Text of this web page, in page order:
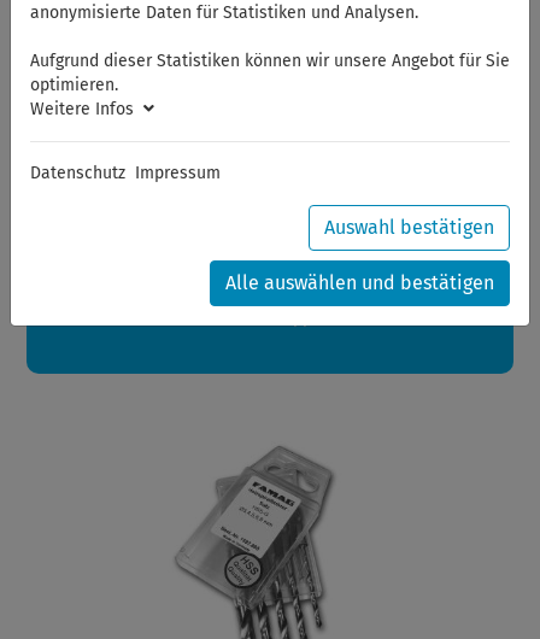
Sommerferien
Sehr geehrte Kunden,
Ihre Bestellungen in diesem Zeitraum werden ab dem
24.08.2026 verschickt.
Eine schöne Sommerpause
anonymisierte Daten für Statistiken und Analysen.
Aufgrund dieser Statistiken können wir unsere Angebot für Sie
optimieren.
Weitere Infos
Datenschutz Impressum
Auswahl bestätigen
Alle auswählen und bestätigen